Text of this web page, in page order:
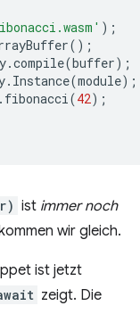
);
();
.compile(buffer);
. Instance(module);
. fibonacci(42);
ist immer noch
wir gleich.
ist jetzt
zeigt. Die